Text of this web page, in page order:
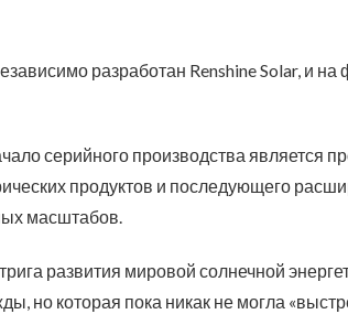
разработан Renshine Solar, и на
серийного производства является
продуктов и последующего
масштабов.
развития мировой солнечной
но которая пока никак не могла